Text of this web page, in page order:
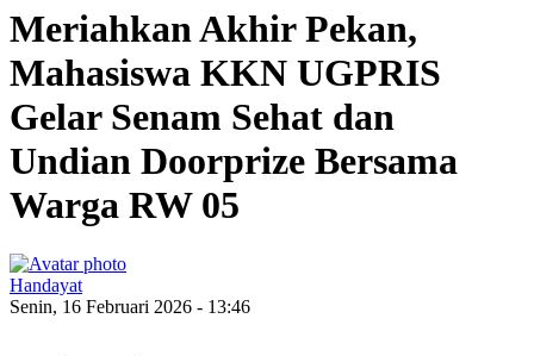
Meriahkan Akhir Pekan,
Mahasiswa KKN UGPRIS
Gelar Senam Sehat dan
Undian Doorprize Bersama
Warga RW 05
Handayat
Senin, 16 Februari 2026 - 13:46